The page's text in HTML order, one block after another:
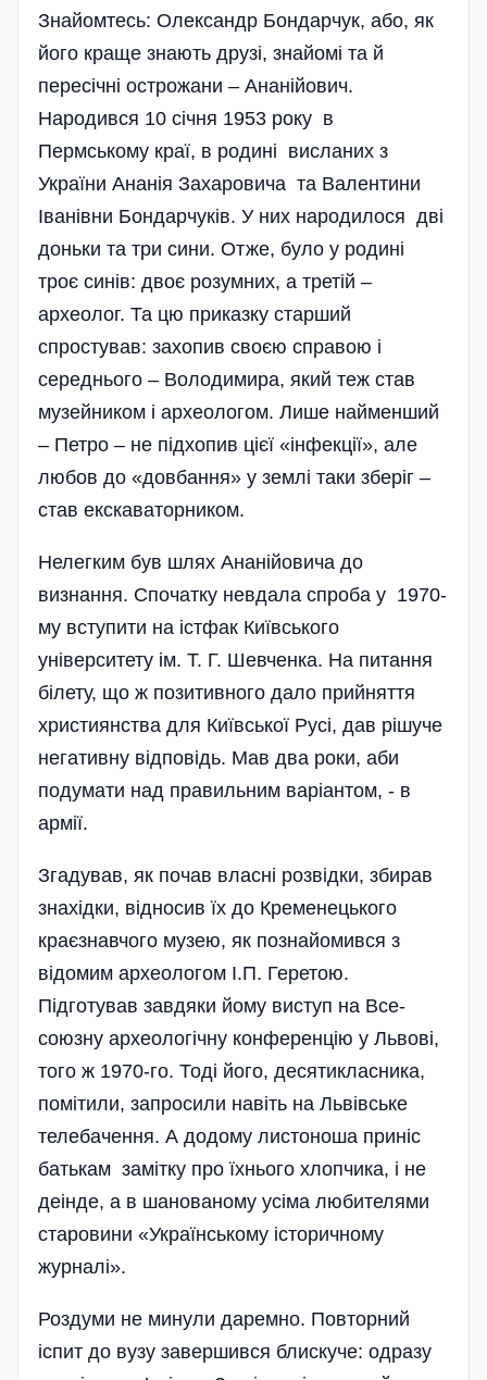
Знайомтесь: Олександр Бондарчук, або, як
його краще знають друзі, знайомі та й
пересічні острожани – Ананійович.
Народився 10 січня 1953 року в
Пермському краї, в родині висланих з
України Ананія Захаровича та Валентини
Іванівни Бондарчуків. У них народилося дві
доньки та три сини. Отже, було у родині
троє синів: двоє розумних, а третій –
археолог. Та цю приказку старший
спростував: захопив своєю справою і
середнього – Володимира, який теж став
музейником і археологом. Лише найменший
– Петро – не підхопив цієї «інфекції», але
любов до «довбання» у землі таки зберіг –
став екскаваторником.
Нелегким був шлях Ана­нійовича до
визнання. Спочатку невдала спроба у 1970-
му вступити на істфак Київського
університету ім. Т. Г. Шевченка. На питання
білету, що ж позитивного дало прийняття
християнства для Київської Русі, дав рішуче
негативну від­повідь. Мав два роки, аби
подумати над правильним варіантом, - в
армії.
Згадував, як почав власні роз­відки, збирав
знахідки, відносив їх до Кременецького
краєзнавчого музею, як познайомився з
відомим археологом І.П. Геретою.
Підготував завдяки йому виступ на Все­
союзну археологічну конференцію у Львові,
того ж 1970-го. Тоді його, десятикласника,
помітили, запросили навіть на Львівське
телебачення. А додому листоноша приніс
батькам замітку про їхнього хлопчика, і не
деінде, а в шанованому усіма любителями
старовини «Українському історичному
журналі».
Роздуми не минули даремно. Повторний
іспит до вузу завершився блискуче: одразу